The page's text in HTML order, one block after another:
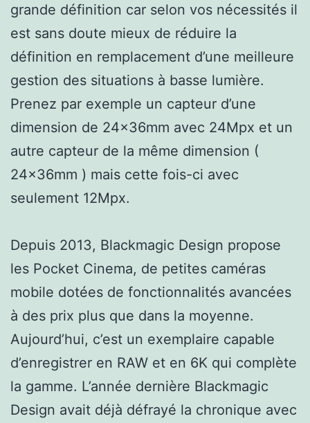
grande définition car selon vos nécessités il
est sans doute mieux de réduire la
définition en remplacement d’une meilleure
gestion des situations à basse lumière.
Prenez par exemple un capteur d’une
dimension de 24x36mm avec 24Mpx et un
autre capteur de la même dimension (
24x36mm ) mais cette fois-ci avec
seulement 12Mpx.
Depuis 2013, Blackmagic Design propose
les Pocket Cinema, de petites caméras
mobile dotées de fonctionnalités avancées
à des prix plus que dans la moyenne.
Aujourd’hui, c’est un exemplaire capable
d’enregistrer en RAW et en 6K qui complète
la gamme. L’année dernière Blackmagic
Design avait déjà défrayé la chronique avec